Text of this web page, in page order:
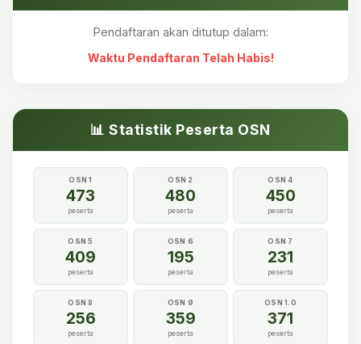
Pendaftaran akan ditutup dalam:
Waktu Pendaftaran Telah Habis!
📊 Statistik Peserta OSN
OSN 1
473
peserta
OSN 2
480
peserta
OSN 4
450
peserta
OSN 5
409
peserta
OSN 6
195
peserta
OSN 7
231
peserta
OSN 8
256
peserta
OSN 9
359
peserta
OSN 1.0
371
peserta